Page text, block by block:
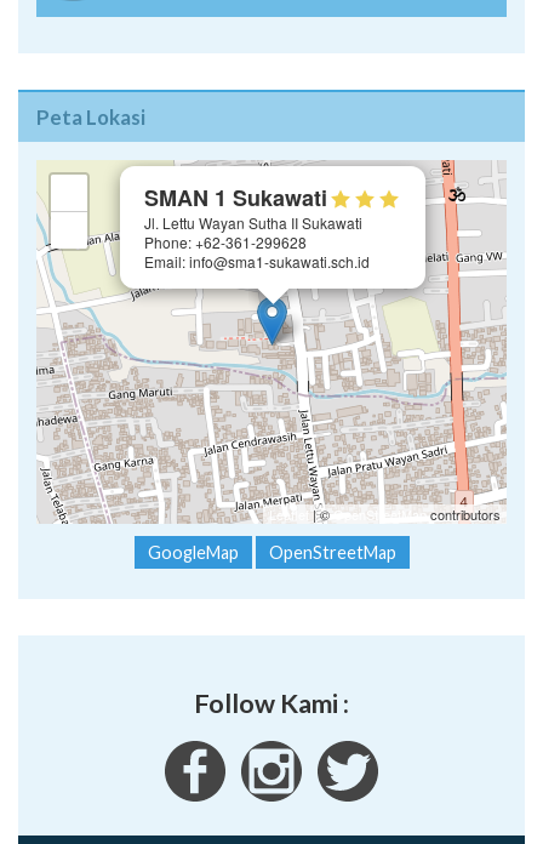
Peta Lokasi
SMAN 1 Sukawati
Jl. Lettu Wayan Sutha II Sukawati
Phone: +62-361-299628
Email: info@sma1-sukawati.sch.id
+
−
Leaflet | ©OpenStreetMapcontributors
GoogleMap OpenStreetMap
Follow Kami :